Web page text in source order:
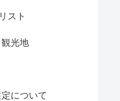
スト
光地
について